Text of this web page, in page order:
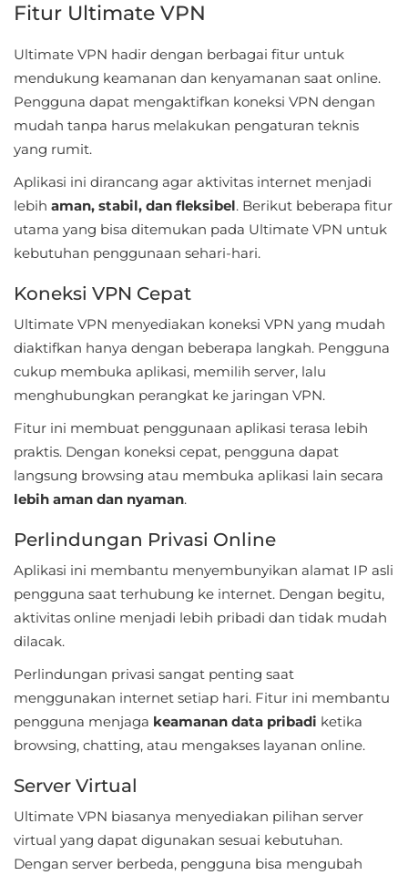
Word
Apps
Art
&
Design
Auto
&
Vehicles
Beauty
Books
&
Reference
Buku
Referensi
Business
Comics
Communication
Education
Emulator
Entertainment
Events
Finance
Fitur Ultimate VPN
Ultimate VPN hadir dengan berbagai fitur untuk
mendukung keamanan dan kenyamanan saat online.
Pengguna dapat mengaktifkan koneksi VPN dengan
mudah tanpa harus melakukan pengaturan teknis
yang rumit.
Aplikasi ini dirancang agar aktivitas internet menjadi
lebih aman, stabil, dan fleksibel. Berikut beberapa fitur
utama yang bisa ditemukan pada Ultimate VPN untuk
kebutuhan penggunaan sehari-hari.
Koneksi VPN Cepat
Ultimate VPN menyediakan koneksi VPN yang mudah
diaktifkan hanya dengan beberapa langkah. Pengguna
cukup membuka aplikasi, memilih server, lalu
menghubungkan perangkat ke jaringan VPN.
Fitur ini membuat penggunaan aplikasi terasa lebih
praktis. Dengan koneksi cepat, pengguna dapat
langsung browsing atau membuka aplikasi lain secara
lebih aman dan nyaman.
Perlindungan Privasi Online
Aplikasi ini membantu menyembunyikan alamat IP asli
pengguna saat terhubung ke internet. Dengan begitu,
aktivitas online menjadi lebih pribadi dan tidak mudah
dilacak.
Perlindungan privasi sangat penting saat
menggunakan internet setiap hari. Fitur ini membantu
pengguna menjaga keamanan data pribadi ketika
browsing, chatting, atau mengakses layanan online.
Server Virtual
Ultimate VPN biasanya menyediakan pilihan server
virtual yang dapat digunakan sesuai kebutuhan.
Dengan server berbeda, pengguna bisa mengubah